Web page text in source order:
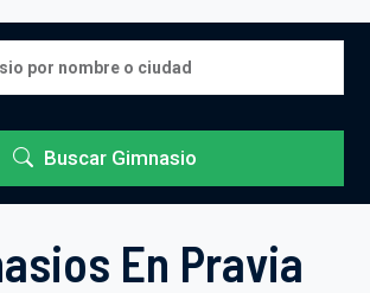
Buscar Gimnasio
En Pravia